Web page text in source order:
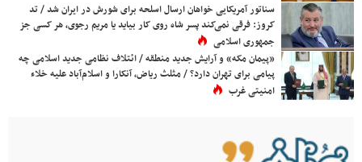
سناتور آمریکایی خواهان ارسال اسلحه برای شورش در ایران شد / تد
کروز: فرقی نمی‌کند پسر شاه روی کار بیاید یا مریم رجوی، هر کسی جز
جمهوری اسلامی
«پیمان مکه» و آرایش جدید منطقه / ائتلاف نظامی جدید اسلامی چه
پیامی برای تهران دارد؟ / مثلث ریاض، آنکارا و اسلام‌آباد علیه خلاء
امنیتی غرب